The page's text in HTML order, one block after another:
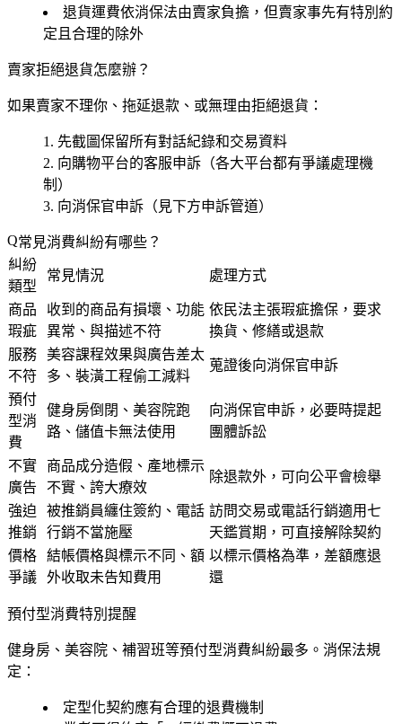
退貨運費依消保法由賣家負擔，但賣家事先有特別約
定且合理的除外
賣家拒絕退貨怎麼辦？
如果賣家不理你、拖延退款、或無理由拒絕退貨：
先截圖保留所有對話紀錄和交易資料
向購物平台的客服申訴（各大平台都有爭議處理機
制）
向消保官申訴（見下方申訴管道）
常見消費糾紛有哪些？
糾紛
類型
常見情況 處理方式
商品
瑕疵
收到的商品有損壞、功能
異常、與描述不符
依民法主張瑕疵擔保，要求
換貨、修繕或退款
服務
不符
美容課程效果與廣告差太
多、裝潢工程偷工減料
蒐證後向消保官申訴
預付
型消
費
健身房倒閉、美容院跑
路、儲值卡無法使用
向消保官申訴，必要時提起
團體訴訟
不實
廣告
商品成分造假、產地標示
不實、誇大療效
除退款外，可向公平會檢舉
強迫
推銷
被推銷員纏住簽約、電話
行銷不當施壓
訪問交易或電話行銷適用七
天鑑賞期，可直接解除契約
價格
爭議
結帳價格與標示不同、額
外收取未告知費用
以標示價格為準，差額應退
還
預付型消費特別提醒
健身房、美容院、補習班等預付型消費糾紛最多。消保法規
定：
定型化契約應有合理的退費機制